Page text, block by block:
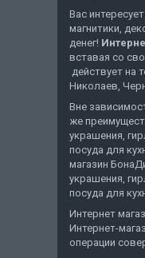
Вас
магнитики,
денег!
вставая со
действует на
Николаев,
Вне
же
украшения,
посуда для
магазин
украшения,
посуда для
Интернет
Интернет-
операции